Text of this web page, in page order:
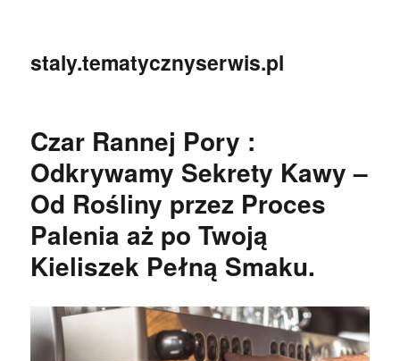
staly.tematycznyserwis.pl
Czar Rannej Pory :
Odkrywamy Sekrety Kawy –
Od Rośliny przez Proces
Palenia aż po Twoją
Kieliszek Pełną Smaku.